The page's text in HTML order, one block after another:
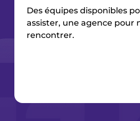
Des équipes disponibles
assister, une agence pour
rencontrer.